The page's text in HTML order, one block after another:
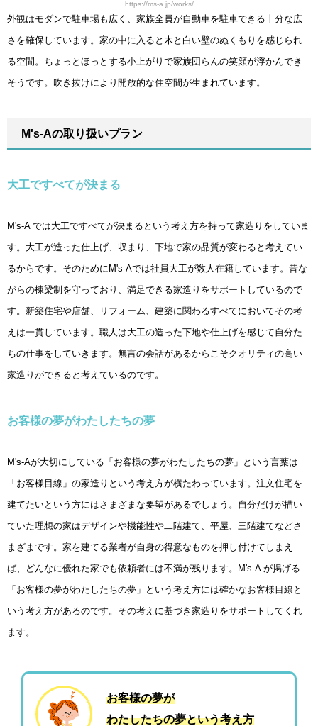
https://ms-a.jp/works/
外観はモダンで駐車場も広く、家族全員が自動車を駐車できる十分な広
さを確保しています。家の中に入ると木と白い壁のぬくもりを感じられ
る空間。ちょっとほっとする小上がりで家族団らんの笑顔が浮かんでき
そうです。吹き抜けにより開放的な住空間が生まれています。
M's-Aの取り扱いプラン
大工ですべてが決まる
M's-A では大工ですべてが決まるという考え方を持って家造りをしていま
す。大工が造った仕上げ、収まり、下地で家の品質が変わると考えてい
るからです。そのためにM's-Aでは社員大工が数人在籍しています。昔な
がらの棟梁制を守っており、満足できる家造りをサポートしているので
す。新築住宅や店舗、リフォーム、建築に関わるすべてにおいてその考
えは一貫しています。職人は大工の造った下地や仕上げを感じて自分た
ちの仕事をしていきます。無言の会話があるからこそクオリティの高い
家造りができると考えているのです。
お客様の夢がわたしたちの夢
M's-Aが大切にしている「お客様の夢がわたしたちの夢」という言葉は
「お客様目線」の家造りという考え方が横たわっています。注文住宅を
建てたいという方にはさまざまな要望があるでしょう。自分だけが描い
ていた理想の家はデザインや機能性や二階建て、平屋、三階建てなどさ
まざまです。家を建てる業者が自身の得意なものを押し付けてしまえ
ば、どんなに優れた家でも依頼者には不満が残ります。M's-A が掲げる
「お客様の夢がわたしたちの夢」という考え方には確かなお客様目線と
いう考え方があるのです。その考えに基づき家造りをサポートしてくれ
ます。
お客様の夢が
わたしたちの夢という考え方